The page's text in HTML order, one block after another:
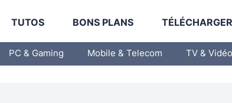
TUTOS BONS PLANS
PC & Gaming Mobile & Telecom TV & Vidéo